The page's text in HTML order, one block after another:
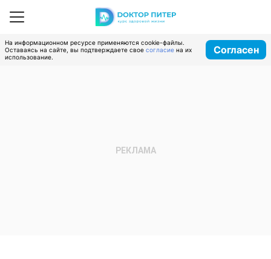
На информационном ресурсе применяются cookie-файлы.
Оставаясь на сайте, вы подтверждаете свое согласие на их
использование.
Согласен